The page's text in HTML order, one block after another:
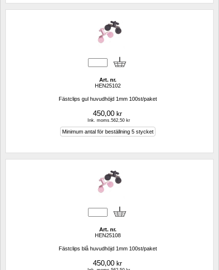
Art. nr.
HEN25102
Fästclips gul huvudhöjd 1mm 100st/paket
450,00 kr
Ink. moms.562,50 kr
Minimum antal för beställning 5 stycket
Art. nr.
HEN25108
Fästclips blå huvudhöjd 1mm 100st/paket
450,00 kr